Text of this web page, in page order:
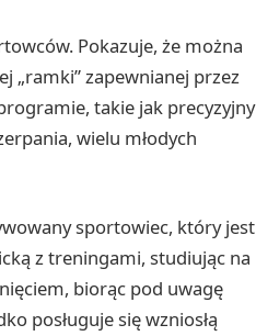
Pokazuje, że można
„ramki” zapewnianej przez
takie jak precyzyjny
wielu młodych
sportowiec, który jest
z treningami, studiując na
biorąc pod uwagę
posługuje się wzniosłą